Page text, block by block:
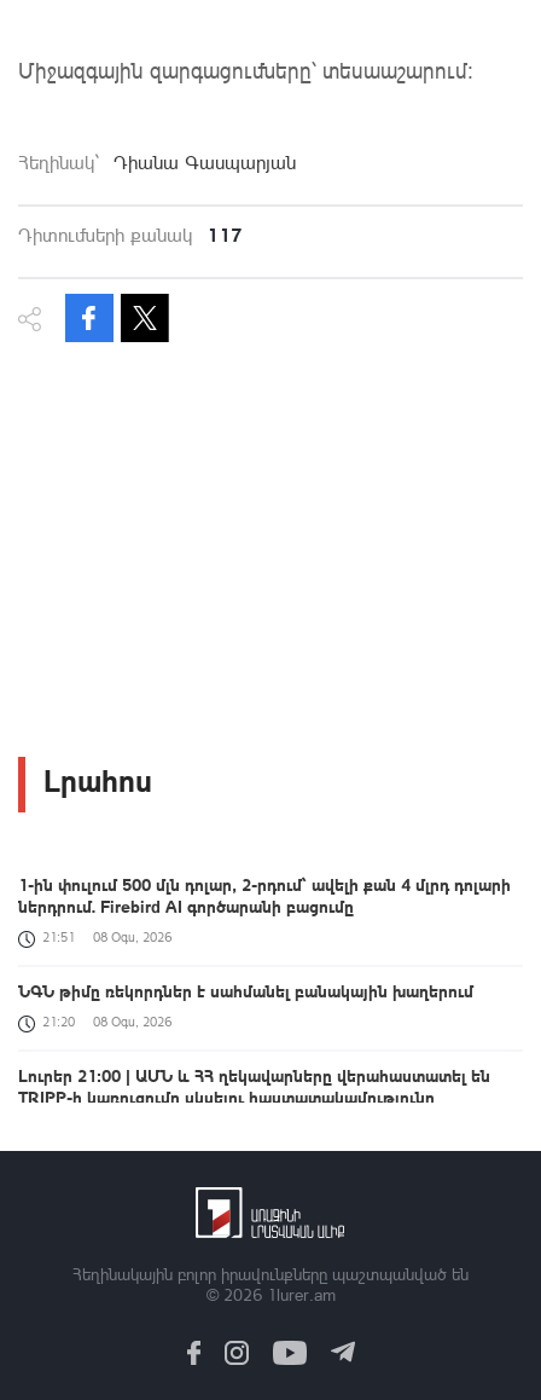
Միջազգային զարգացումները՝ տեսաաշարում։
Հեղինակ` Դիանա Գասպարյան
Դիտումների քանակ 117
Լրահոս
1-ին փուլում 500 մլն դոլար, 2-րդում՝ ավելի քան 4 մլրդ դոլարի
ներդրում. Firebird AI գործարանի բացումը
21:51 08 Օգս, 2026
ՆԳՆ թիմը ռեկորդներ է սահմանել բանակային խաղերում
21:20 08 Օգս, 2026
Լուրեր 21:00 | ԱՄՆ և ՀՀ ղեկավարները վերահաստատել են
TRIPP-ի կառուցումը սկսելու հաստատակամությունը
վերականգնում. նշվում է Շինարարի օրը
Կերպարվեստի և նորաձևության յուրօրինակ հանդիպում
Օրը՝ 60 վայրկյանում | 08.08.2026
Հեղինակային բոլոր իրավունքները պաշտպանված են
© 2026 1lurer.am